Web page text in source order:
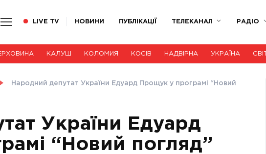
LIVE TV НОВИНИ ПУБЛІКАЦІЇ ТЕЛЕКАНАЛ РАДІО
КАЛУШ КОЛОМИЯ КОСІВ НАДВІРНА УКРАЇНА СВІТ
Народний депутат України Едуард Прощук у програмі “Новий
України Едуард
“Новий погляд”